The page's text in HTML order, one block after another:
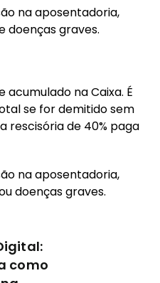
na aposentadoria,
doenças graves.
acumulado na Caixa. É
se for demitido sem
rescisória de 40% paga
na aposentadoria,
doenças graves.
como